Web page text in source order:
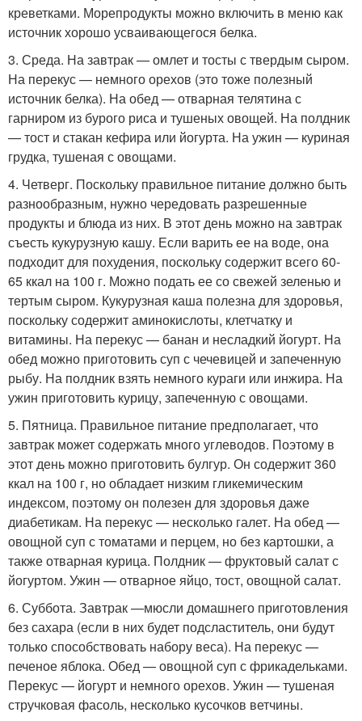
креветками. Морепродукты можно включить в меню как
источник хорошо усваивающегося белка.
3. Среда. На завтрак — омлет и тосты с твердым сыром.
На перекус — немного орехов (это тоже полезный
источник белка). На обед — отварная телятина с
гарниром из бурого риса и тушеных овощей. На полдник
— тост и стакан кефира или йогурта. На ужин — куриная
грудка, тушеная с овощами.
4. Четверг. Поскольку правильное питание должно быть
разнообразным, нужно чередовать разрешенные
продукты и блюда из них. В этот день можно на завтрак
съесть кукурузную кашу. Если варить ее на воде, она
подходит для похудения, поскольку содержит всего 60-
65 ккал на 100 г. Можно подать ее со свежей зеленью и
тертым сыром. Кукурузная каша полезна для здоровья,
поскольку содержит аминокислоты, клетчатку и
витамины. На перекус — банан и несладкий йогурт. На
обед можно приготовить суп с чечевицей и запеченную
рыбу. На полдник взять немного кураги или инжира. На
ужин приготовить курицу, запеченную с овощами.
5. Пятница. Правильное питание предполагает, что
завтрак может содержать много углеводов. Поэтому в
этот день можно приготовить булгур. Он содержит 360
ккал на 100 г, но обладает низким гликемическим
индексом, поэтому он полезен для здоровья даже
диабетикам. На перекус — несколько галет. На обед —
овощной суп с томатами и перцем, но без картошки, а
также отварная курица. Полдник — фруктовый салат с
йогуртом. Ужин — отварное яйцо, тост, овощной салат.
6. Суббота. Завтрак —мюсли домашнего приготовления
без сахара (если в них будет подсластитель, они будут
только способствовать набору веса). На перекус —
печеное яблока. Обед — овощной суп с фрикадельками.
Перекус — йогурт и немного орехов. Ужин — тушеная
стручковая фасоль, несколько кусочков ветчины.